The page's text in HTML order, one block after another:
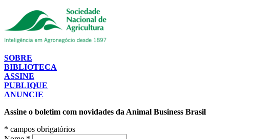
SOBRE
BIBLIOTECA
ASSINE
PUBLIQUE
ANUNCIE
Assine o boletim com novidades da Animal Business Brasil
* campos obrigatórios